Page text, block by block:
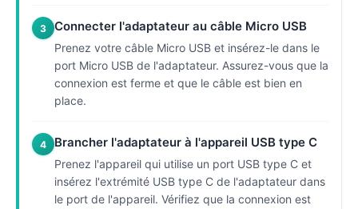
3 Connecter l'adaptateur au câble Micro USB
Prenez votre câble Micro USB et insérez-le dans le
port Micro USB de l'adaptateur. Assurez-vous que la
connexion est ferme et que le câble est bien en
place.
4 Brancher l'adaptateur à l'appareil USB type C
Prenez l'appareil qui utilise un port USB type C et
insérez l'extrémité USB type C de l'adaptateur dans
le port de l'appareil. Vérifiez que la connexion est